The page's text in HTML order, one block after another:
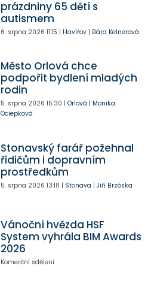
prázdniny 65 dětí s
autismem
6. srpna 2026 11:15 | Havířov| Bára Kelnerová
Město Orlová chce
podpořit bydlení mladých
rodin
5. srpna 2026 15:30 | Orlová | Monika
Ociepková
Stonavský farář požehnal
řidičům i dopravním
prostředkům
5. srpna 2026 13:18 | Stonava | Jiří Brzóska
Vánoční hvězda HSF
System vyhrála BIM Awards
2026
Komerční sdělení